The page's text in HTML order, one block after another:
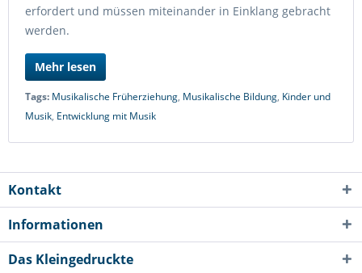
erfordert und müssen miteinander in Einklang gebracht
werden.
Mehr lesen
Tags: Musikalische Früherziehung, Musikalische Bildung, Kinder und
Musik, Entwicklung mit Musik
Kontakt
Informationen
Das Kleingedruckte